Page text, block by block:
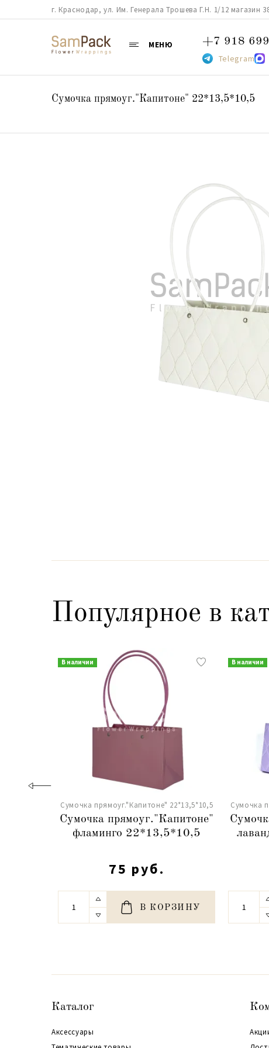
г. Краснодар, ул. Им. Генерала Трошева Г.Н. 1/12 магазин
МЕНЮ +7 918
Telegram
Сумочка прямоуг."Капитоне" 22*13,5*10,5
Популярное в
В наличии
Сумочка прямоуг."Капитоне" 22*13,5*10,5
Сумочка прямоуг."Капитоне"
фламинго 22*13,5*10,5
75 руб.
В КОРЗИНУ
В наличии
Сумочка
Каталог
Аксессуары